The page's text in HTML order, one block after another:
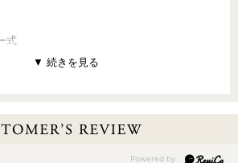
式
」、「BはBear、くまさんだね！」、「Cの
くれんぼ。親子で楽しく遊びましょ！